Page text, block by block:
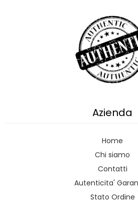
Azienda
Home
Chi siamo
Contatti
Autenticita'
Stato Ordine